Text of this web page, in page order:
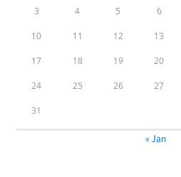
3 4 5 6
10 11 12 13
17 18 19 20
24 25 26 27
31
« Jan